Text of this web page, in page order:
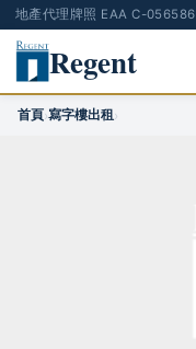
地產代理牌照 EAA C-056586
Regent
首頁›寫字樓出租›